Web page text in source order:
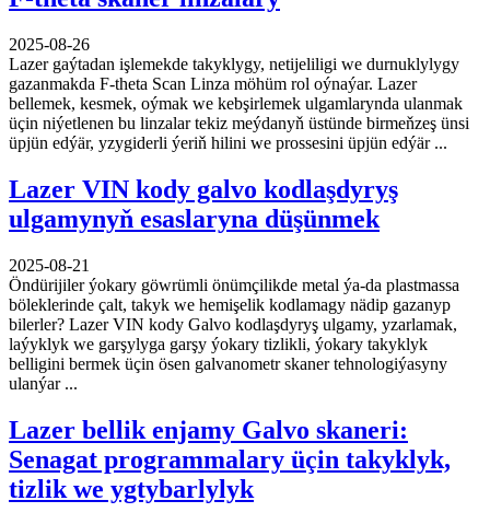
2025-08-26
Lazer gaýtadan işlemekde takyklygy, netijeliligi we durnuklylygy
gazanmakda F-theta Scan Linza möhüm rol oýnaýar. Lazer
bellemek, kesmek, oýmak we kebşirlemek ulgamlarynda ulanmak
üçin niýetlenen bu linzalar tekiz meýdanyň üstünde birmeňzeş ünsi
üpjün edýär, yzygiderli ýeriň hilini we prossesini üpjün edýär ...
Lazer VIN kody galvo kodlaşdyryş
ulgamynyň esaslaryna düşünmek
2025-08-21
Öndürijiler ýokary göwrümli önümçilikde metal ýa-da plastmassa
böleklerinde çalt, takyk we hemişelik kodlamagy nädip gazanyp
bilerler? Lazer VIN kody Galvo kodlaşdyryş ulgamy, yzarlamak,
laýyklyk we garşylyga garşy ýokary tizlikli, ýokary takyklyk
belligini bermek üçin ösen galvanometr skaner tehnologiýasyny
ulanýar ...
Lazer bellik enjamy Galvo skaneri:
Senagat programmalary üçin takyklyk,
tizlik we ygtybarlylyk